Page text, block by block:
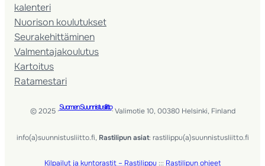
kalenteri
Nuorison koulutukset
Seura­kehittäminen
Valmentaja­koulutus
Kartoitus
Ratamestari
© 2025 ·Suomen Suunnistusliitto· Valimotie 10, 00380 Helsinki, Finland
info(a)suunnistusliitto.fi, Rastilipun asiat: rastilippu(a)suunnistusliitto.fi
Kilpailut ja kuntorastit – Rastilippu ::: Rastilipun ohjeet